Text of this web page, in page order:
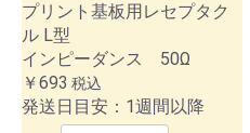
プリント基板用レセプタク
ル L型
インピーダンス 50Ω
￥693 税込
発送日目安：1週間以降